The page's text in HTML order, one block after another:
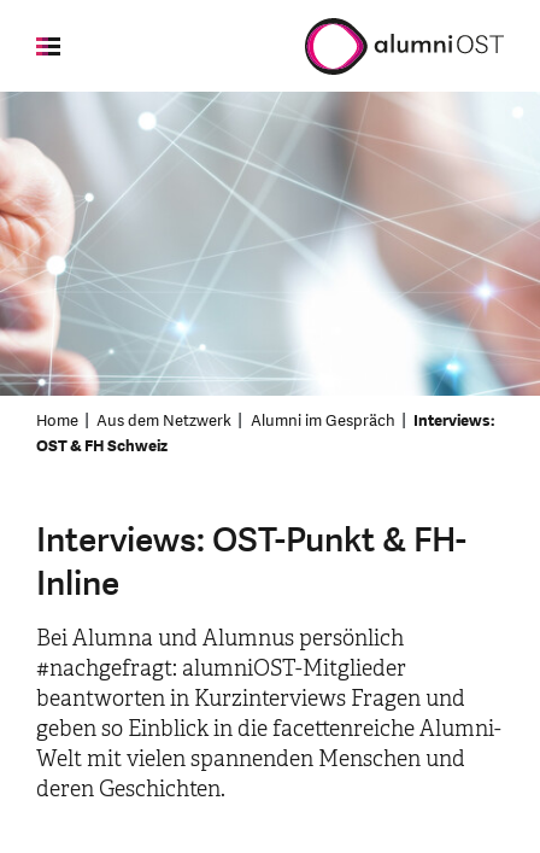
Home Aus dem Netzwerk Alumni im Gespräch
Interviews:
OST & FH Schweiz
Interviews: OST-Punkt & FH-
Inline
Bei Alumna und Alumnus persönlich
#nachgefragt: alumniOST-Mitglieder
beantworten in Kurzinterviews Fragen und
geben so Einblick in die facettenreiche Alumni-
Welt mit vielen spannenden Menschen und
deren Geschichten.